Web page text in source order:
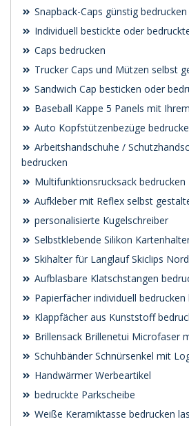
Snapback-Caps günstig
Individuell bestickte oder
Caps bedrucken
Trucker Caps und Mützen selbst
Sandwich Cap besticken oder
Baseball Kappe 5 Panels mit
Auto Kopfstützenbezüge
Arbeitshandschuhe /
bedrucken
Multifunktionsrucksack bedrucken
Aufkleber mit Reflex selbst
personalisierte Kugelschreiber
Selbstklebende Silikon
Skihalter für Langlauf Skiclips
Aufblasbare Klatschstangen
Papierfächer individuell bedrucken
Klappfächer aus Kunststoff
Brillensack Brillenetui Microfaser
Schuhbänder Schnürsenkel mit
Handwärmer Werbeartikel
bedruckte Parkscheibe
Weiße Keramiktasse bedrucken